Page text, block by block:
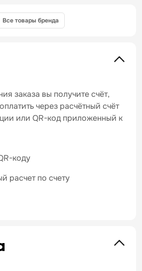
Все товары бренда
заказа вы получите счёт,
через расчётный счёт
или QR-код приложенный к
коду
расчет по счету